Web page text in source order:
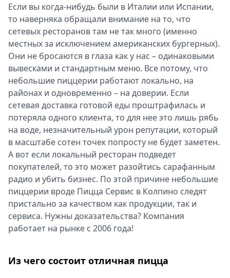
Если вы когда-нибудь были в Италии или Испании,
то наверняка обращали внимание на то, что
сетевых ресторанов там не так много (именно
местных за исключением американских бургерных).
Они не бросаются в глаза как у нас – одинаковыми
вывесками и стандартным меню. Все потому, что
небольшие пиццерии работают локально, на
районах и одновременно – на доверии. Если
сетевая доставка готовой еды проштрафилась и
потеряла одного клиента, то для нее это лишь рябь
на воде, незначительный урон репутации, который
в масштабе сотен точек попросту не будет заметен.
А вот если локальный ресторан подведет
покупателей, то это может разойтись сарафанным
радио и убить бизнес. По этой причине небольшие
пиццерии вроде Пицца Сервис в Колпино следят
пристально за качеством как продукции, так и
сервиса. Нужны доказательства? Компания
работает на рынке с 2006 года!
Из чего состоит отличная пицца